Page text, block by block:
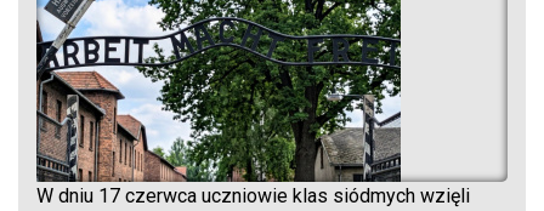
W dniu 17 czerwca uczniowie klas siódmych wzięli